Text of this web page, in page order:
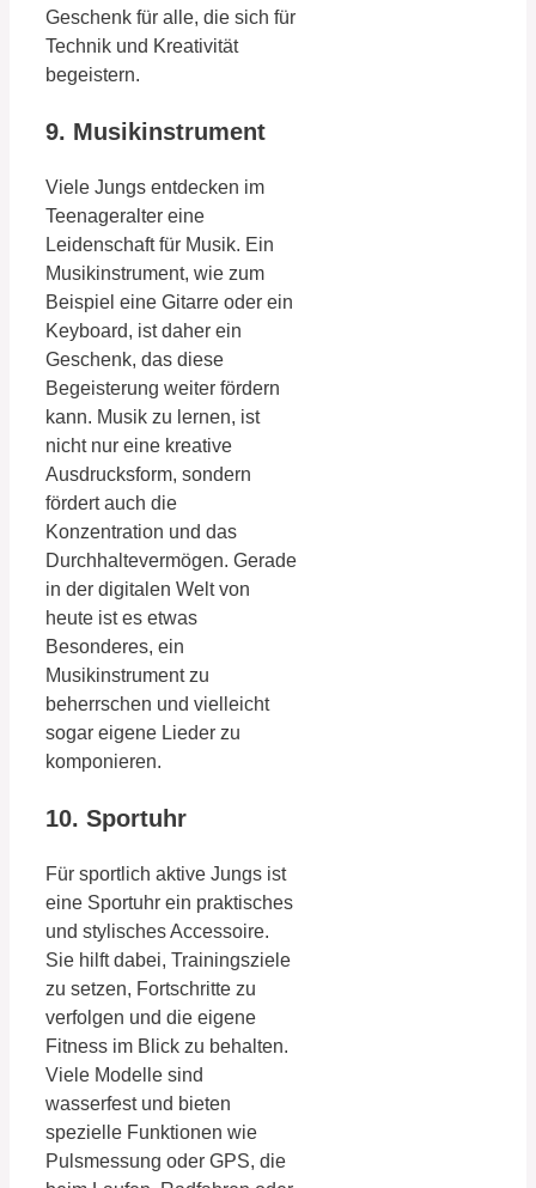
Geschenk für alle, die sich für
Technik und Kreativität
begeistern.
9. Musikinstrument
Viele Jungs entdecken im
Teenageralter eine
Leidenschaft für Musik. Ein
Musikinstrument, wie zum
Beispiel eine Gitarre oder ein
Keyboard, ist daher ein
Geschenk, das diese
Begeisterung weiter fördern
kann. Musik zu lernen, ist
nicht nur eine kreative
Ausdrucksform, sondern
fördert auch die
Konzentration und das
Durchhaltevermögen. Gerade
in der digitalen Welt von
heute ist es etwas
Besonderes, ein
Musikinstrument zu
beherrschen und vielleicht
sogar eigene Lieder zu
komponieren.
10. Sportuhr
Für sportlich aktive Jungs ist
eine Sportuhr ein praktisches
und stylisches Accessoire.
Sie hilft dabei, Trainingsziele
zu setzen, Fortschritte zu
verfolgen und die eigene
Fitness im Blick zu behalten.
Viele Modelle sind
wasserfest und bieten
spezielle Funktionen wie
Pulsmessung oder GPS, die